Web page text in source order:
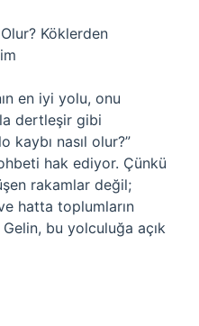
Köklerden
en iyi yolu, onu
dertleşir gibi
kaybı nasıl olur?”
hak ediyor. Çünkü
rakamlar değil;
hatta toplumların
bu yolculuğa açık